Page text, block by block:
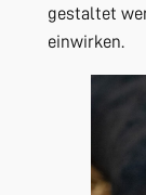
gestaltet
einwirken.